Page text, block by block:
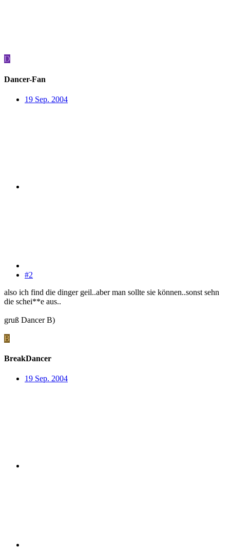
D
Dancer-Fan
19 Sep. 2004
#2
also ich find die dinger geil..aber man sollte sie können..sonst sehn
die schei**e aus..
gruß Dancer B)
B
BreakDancer
19 Sep. 2004